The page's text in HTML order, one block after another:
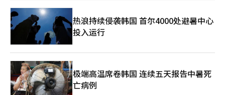
利能力的提升，结合自有成本优化和支付手续费率等有利外部环境
变化，盈利能力将逐步改善。” Netmarble今年的业绩走势将更
多依赖于新作的长期运营表现。全球同步发布和多平台策略虽能扩
大用户基础，但各国用户行为和平台收费结构的差异也增加了运营
难度。Netmarble能否在地区更新和成本优化上协调一致，将是
盈利能力改善的关键。 金炳圭表示：“今年是多种类型和全球IP基
础新作陆续发布的重要时期，我们将专注于稳定推出具有市场竞争
力的新作，确保在全球市场的可持续增长动力。”※ 本报道经人
工智能（AI）系统翻译与编辑。
热浪持续侵袭韩国 首尔4000处避暑中心
投入运行
极端高温席卷韩国 连续五天报告中暑死
亡病例